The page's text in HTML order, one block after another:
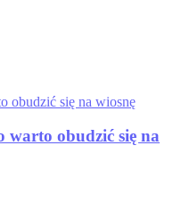
warto obudzić się na